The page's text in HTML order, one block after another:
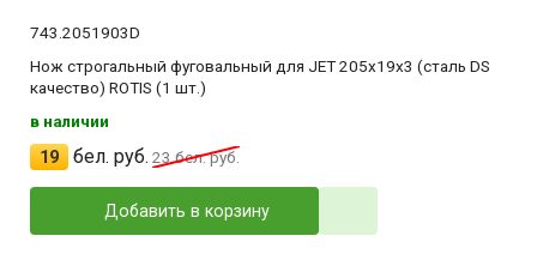
743.2051903D
Нож строгальный фуговальный для JET 205х19х3 (сталь DS
качество) ROTIS (1 шт.)
в наличии
19 бел. руб. 23бел. руб.
Добавить в корзину